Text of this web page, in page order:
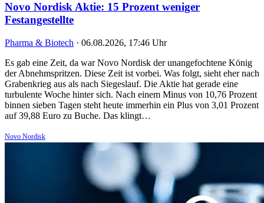
Novo Nordisk Aktie: 15 Prozent weniger
Festangestellte
Pharma & Biotech · 06.08.2026, 17:46 Uhr
Es gab eine Zeit, da war Novo Nordisk der unangefochtene König
der Abnehmspritzen. Diese Zeit ist vorbei. Was folgt, sieht eher nach
Grabenkrieg aus als nach Siegeslauf. Die Aktie hat gerade eine
turbulente Woche hinter sich. Nach einem Minus von 10,76 Prozent
binnen sieben Tagen steht heute immerhin ein Plus von 3,01 Prozent
auf 39,88 Euro zu Buche. Das klingt…
Novo Nordisk